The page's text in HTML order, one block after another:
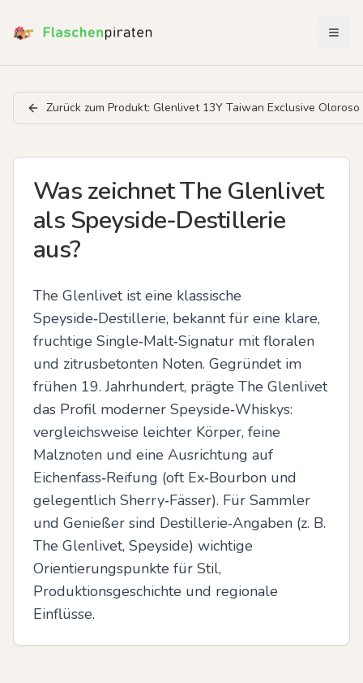
Zurück zum Produkt: Glenlivet 13Y Taiwan Exclusive Oloroso
Was zeichnet The Glenlivet
als Speyside-Destillerie
aus?
The Glenlivet ist eine klassische
Speyside‑Destillerie, bekannt für eine klare,
fruchtige Single‑Malt‑Signatur mit floralen
und zitrusbetonten Noten. Gegründet im
frühen 19. Jahrhundert, prägte The Glenlivet
das Profil moderner Speyside‑Whiskys:
vergleichsweise leichter Körper, feine
Malznoten und eine Ausrichtung auf
Eichenfass‑Reifung (oft Ex‑Bourbon und
gelegentlich Sherry‑Fässer). Für Sammler
und Genießer sind Destillerie‑Angaben (z. B.
The Glenlivet, Speyside) wichtige
Orientierungspunkte für Stil,
Produktionsgeschichte und regionale
Einflüsse.